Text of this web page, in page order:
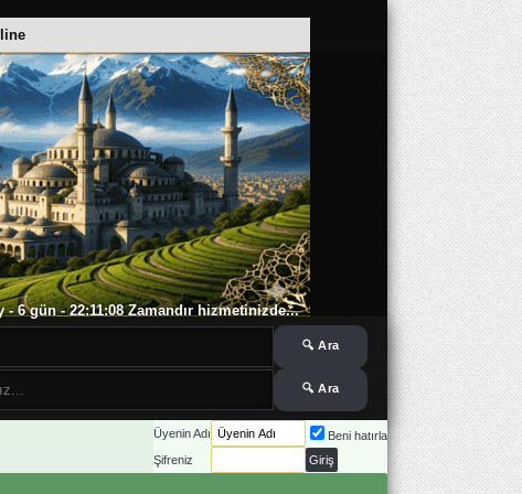
- 6 gün - 22:11:08 Zamandır hizmetinizde...
Üyenin Adı
Beni hatırla
Şifreniz